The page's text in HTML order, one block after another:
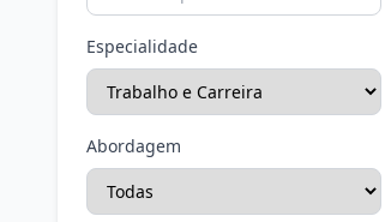
Especialidade
Abordagem